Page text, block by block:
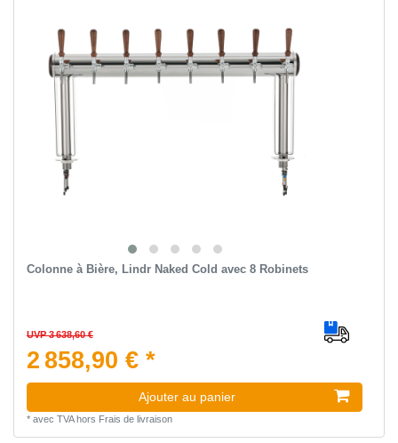
Colonne à Bière, Lindr Naked Cold avec 8 Robinets
UVP 3 638,60 €
2 858,90 € *
Ajouter au panier
* avec TVAhors Frais de livraison